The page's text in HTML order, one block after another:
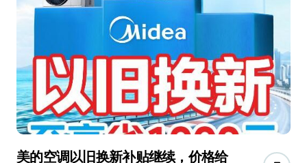
美的空调以旧换新补贴继续，价格给